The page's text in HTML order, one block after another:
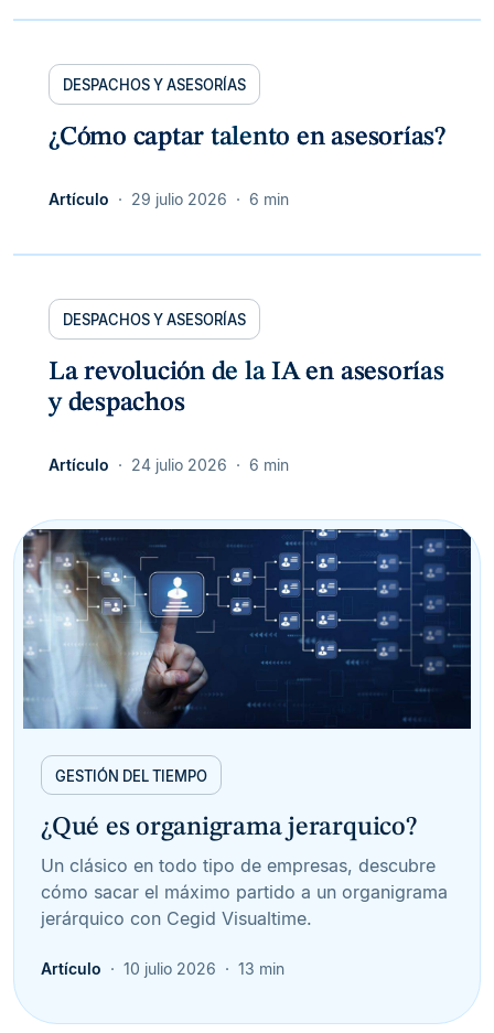
DESPACHOS Y ASESORÍAS
¿Cómo captar talento en asesorías?
Artículo 29 julio 2026 6 min
DESPACHOS Y ASESORÍAS
La revolución de la IA en asesorías
y despachos
Artículo 24 julio 2026 6 min
GESTIÓN DEL TIEMPO
¿Qué es organigrama jerarquico?
Un clásico en todo tipo de empresas, descubre
cómo sacar el máximo partido a un organigrama
jerárquico con Cegid Visualtime.
Artículo 10 julio 2026 13 min